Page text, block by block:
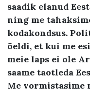
saadik elanud
ning me
kodakondsus.
öeldi, et kui me
meie laps ei ole
saame taotleda
Me vormistasime